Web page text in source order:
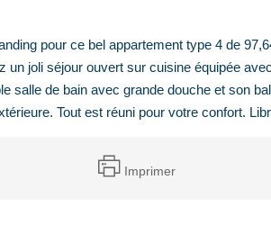
pour ce bel appartement type 4 de
un joli séjour ouvert sur cuisine équipée
salle de bain avec grande douche et son
Tout est réuni pour votre confort.
Imprimer